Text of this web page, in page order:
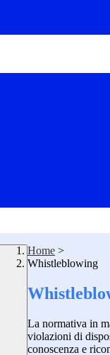
Home >
Whistleblowing
La normativa in
violazioni di
conoscenza e